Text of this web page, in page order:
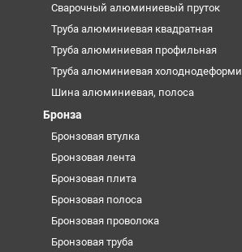
Сварочный алюминиевый пруток
Труба алюминиевая квадратная
Труба алюминиевая профильная
Труба алюминиевая
Шина алюминиевая, полоса
Бронза
Бронзовая втулка
Бронзовая лента
Бронзовая плита
Бронзовая полоса
Бронзовая проволока
Бронзовая труба